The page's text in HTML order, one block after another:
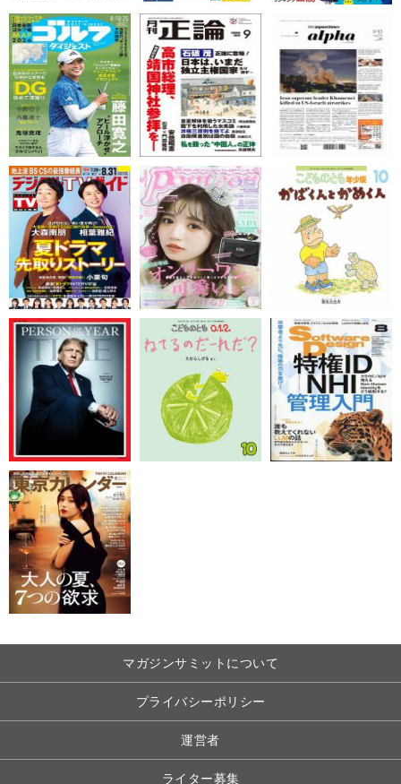
マガジンサミットについて
プライバシーポリシー
運営者
ライター募集